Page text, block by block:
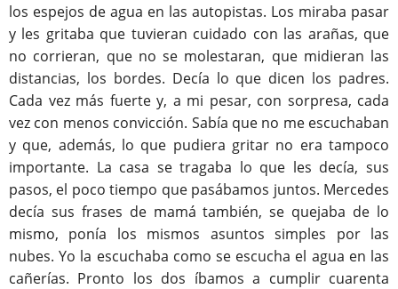
los espejos de agua en las autopistas. Los miraba pasar
y les gritaba que tuvieran cuidado con las arañas, que
no corrieran, que no se molestaran, que midieran las
distancias, los bordes. Decía lo que dicen los padres.
Cada vez más fuerte y, a mi pesar, con sorpresa, cada
vez con menos convicción. Sabía que no me escuchaban
y que, además, lo que pudiera gritar no era tampoco
importante. La casa se tragaba lo que les decía, sus
pasos, el poco tiempo que pasábamos juntos. Mercedes
decía sus frases de mamá también, se quejaba de lo
mismo, ponía los mismos asuntos simples por las
nubes. Yo la escuchaba como se escucha el agua en las
cañerías. Pronto los dos íbamos a cumplir cuarenta